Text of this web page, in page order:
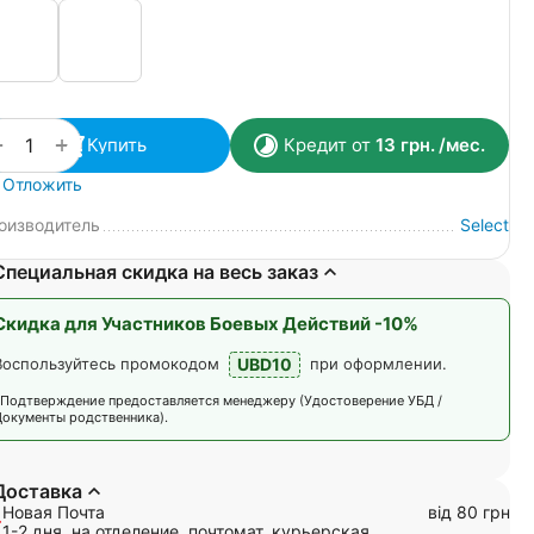
+ Купить Кредит от 13 грн./мес.
Отложить
Select
скидка на весь заказ
для Участников Боевых Действий -10%
промокодом UBD10 при оформлении.
предоставляется менеджеру (Удостоверение УБД /
родственника).
Новая Почта
від 80 грн